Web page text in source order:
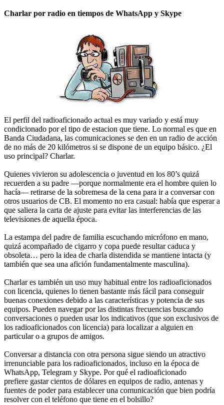
Charlar por radio en tiempos de WhatsApp y Skype
El perfil del radioaficionado actual es muy variado y está muy
condicionado por el tipo de estacion que tiene. Lo normal es que en
Banda Ciudadana, las comunicaciones se den en un radio de acción
de no más de 20 kilómetros si se dispone de un equipo básico. ¿El
uso principal? Charlar.
Quienes vivieron su adolescencia o juventud en los 80’s quizá
recuerden a su padre —porque normalmente era el hombre quien lo
hacía— retirarse de la sobremesa de la cena para ir a conversar con
otros usuarios de CB. El momento no era casual: había que esperar a
que saliera la carta de ajuste para evitar las interferencias de las
televisiones de aquella época.
La estampa del padre de familia escuchando micrófono en mano,
quizá acompañado de cigarro y copa puede resultar caduca y
obsoleta… pero la idea de charla distendida se mantiene intacta (y
también que sea una afición fundamentalmente masculina).
Charlar es también un uso muy habitual entre los radioaficionados
con licencia, quienes lo tienen bastante más fácil para conseguir
buenas conexiones debido a las características y potencia de sus
equipos. Pueden navegar por las distintas frecuencias buscando
conversaciones o pueden usar los indicativos (que son exclusivos de
los radioaficionados con licencia) para localizar a alguien en
particular o a grupos de amigos.
Conversar a distancia con otra persona sigue siendo un atractivo
irrenunciable para los radioaficionados, incluso en la época de
WhatsApp, Telegram y Skype. Por qué el radioaficionado
prefiere gastar cientos de dólares en equipos de radio, antenas y
fuentes de poder para establecer una comunicación que bien podría
resolver con el teléfono que tiene en el bolsillo?